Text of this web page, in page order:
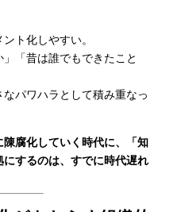
ト化しやすい。
」「昔は誰でもできたこと
パワハラとして積み重なっ
腐化していく時代に、「知
するのは、すでに時代遅れ